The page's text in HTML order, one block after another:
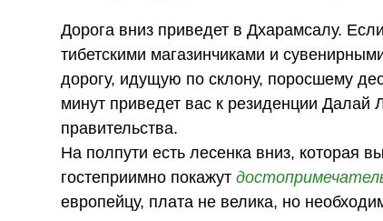
Дорога вниз приведет в Дхарамсалу.
тибетскими магазинчиками и
дорогу, идущую по склону, поросшему
минут приведет вас к резиденции
правительства.
На полпути есть лесенка вниз, которая
гостеприимно покажут
европейцу, плата не велика, но